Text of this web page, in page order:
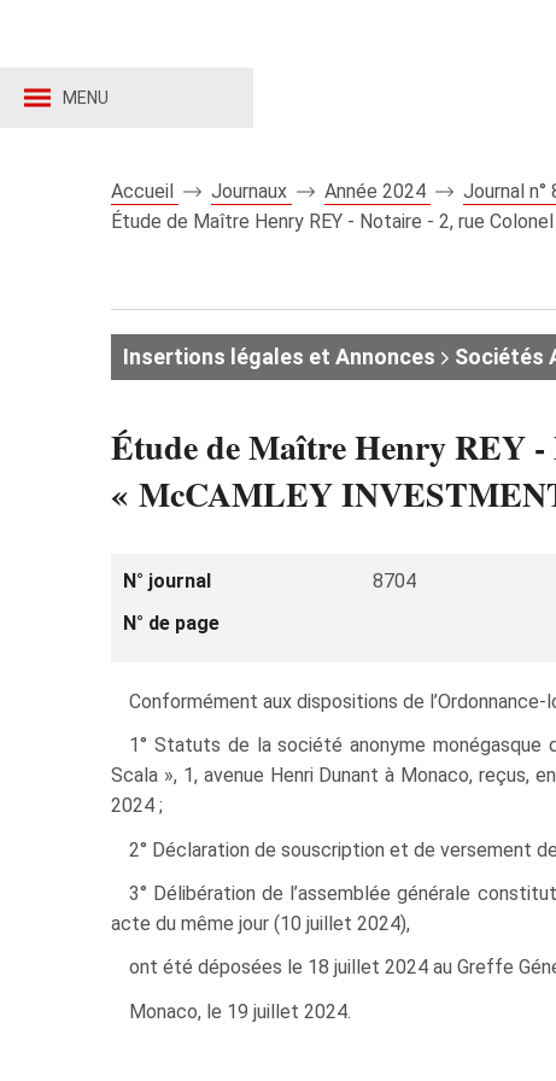
MENU
Accueil Journaux Année 2024
Journal n°
Étude de Maître Henry REY - Notaire - 2, rue
Insertions légales et Annonces Sociétés
Étude de Maître Henry REY -
« McCAMLEY
N° journal 8704
N° de page
Conformément aux dispositions de
1° Statuts de la société anonyme monégasque
Scala », 1, avenue Henri Dunant à Monaco, reçus,
2024 ;
2° Déclaration de souscription et de versement
3° Délibération de l’assemblée générale
acte du même jour (10 juillet 2024),
ont été déposées le 18 juillet 2024 au Greffe
Monaco, le 19 juillet 2024.